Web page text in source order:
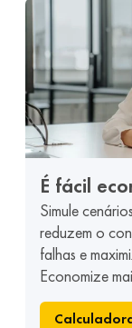
É fácil
Simule
reduzem o
falhas e
Economize